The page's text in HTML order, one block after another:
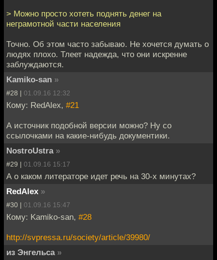
> Можно просто хотеть поднять денег на
неграмотной части населения
Точно. Об этом часто забываю. Не хочется думать о
людях плохо. Тлеет надежда, что они искренне
заблуждаются.
Kamiko-san »
#28 | 01.09.16 12:32
Кому: RedAlex, #21
А источник подобной версии можно? Ну со
ссылочками на какие-нибудь документики.
NostroUstra »
#29 | 01.09.16 15:17
А о каком литераторе идет речь на 30-х минутах?
RedAlex »
#30 | 01.09.16 15:47
Кому: Kamiko-san, #28
http://svpressa.ru/society/article/39980/
из Энгельса »